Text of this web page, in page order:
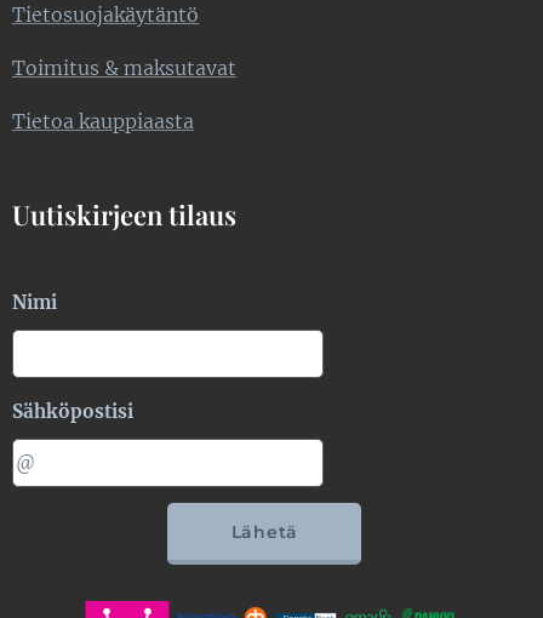
Tietosuojakäytäntö
Toimitus & maksutavat
Tietoa kauppiaasta
Uutiskirjeen tilaus
Nimi
Sähköpostisi
Lähetä